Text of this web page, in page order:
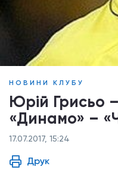
НОВИНИ КЛУБУ
Юрій Грисьо
«Динамо» –
17.07.2017, 15:24
Друк